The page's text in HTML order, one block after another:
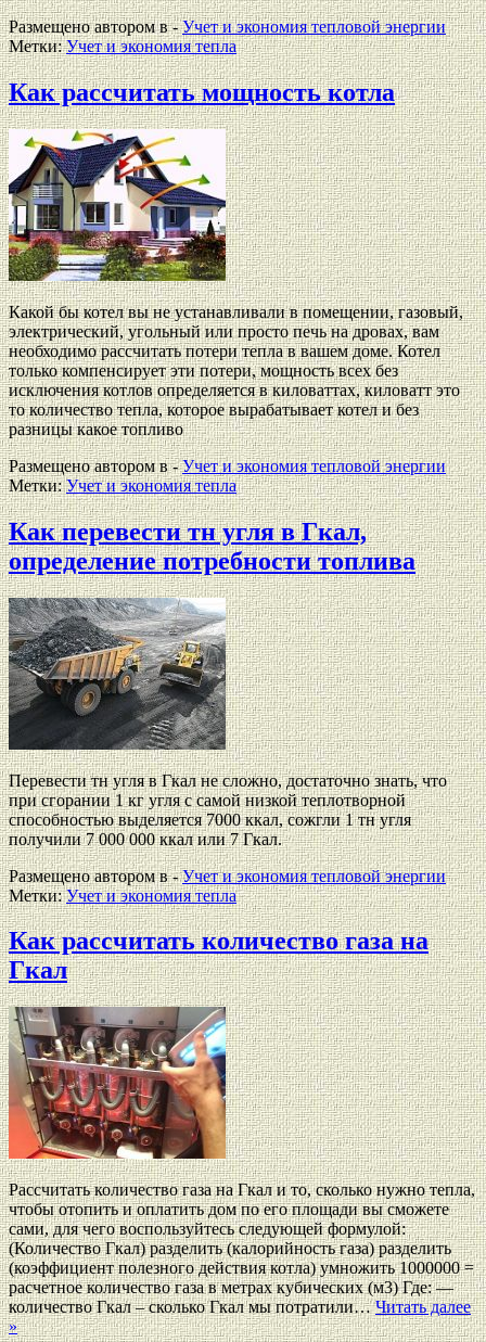
Размещено автором в -Учет и экономия тепловой энергии
Метки:Учет и экономия тепла
Как рассчитать мощность котла
Какой бы котел вы не устанавливали в помещении, газовый,
электрический, угольный или просто печь на дровах, вам
необходимо рассчитать потери тепла в вашем доме. Котел
только компенсирует эти потери, мощность всех без
исключения котлов определяется в киловаттах, киловатт это
то количество тепла, которое вырабатывает котел и без
разницы какое топливо
Размещено автором в -Учет и экономия тепловой энергии
Метки:Учет и экономия тепла
Как перевести тн угля в Гкал,
определение потребности топлива
Перевести тн угля в Гкал не сложно, достаточно знать, что
при сгорании 1 кг угля с самой низкой теплотворной
способностью выделяется 7000 ккал, сожгли 1 тн угля
получили 7 000 000 ккал или 7 Гкал.
Размещено автором в -Учет и экономия тепловой энергии
Метки:Учет и экономия тепла
Как рассчитать количество газа на
Гкал
Рассчитать количество газа на Гкал и то, сколько нужно тепла,
чтобы отопить и оплатить дом по его площади вы сможете
сами, для чего воспользуйтесь следующей формулой:
(Количество Гкал) разделить (калорийность газа) разделить
(коэффициент полезного действия котла) умножить 1000000 =
расчетное количество газа в метрах кубических (м3) Где: —
количество Гкал – сколько Гкал мы потратили…Читать далее
»